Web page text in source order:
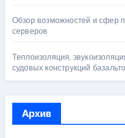
Обзор возможностей и сфер
серверов
Теплоизоляция,
судовых конструкций
Архив